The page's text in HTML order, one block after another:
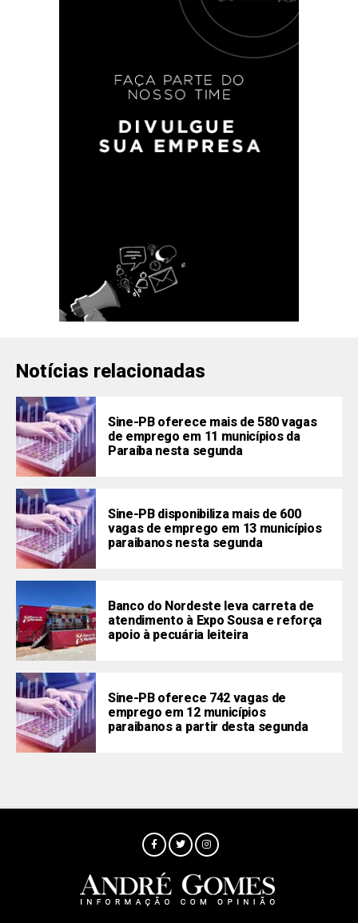
Notícias relacionadas
Sine-PB oferece mais de 580 vagas
de emprego em 11 municípios da
Paraíba nesta segunda
Sine-PB disponibiliza mais de 600
vagas de emprego em 13 municípios
paraibanos nesta segunda
Banco do Nordeste leva carreta de
atendimento à Expo Sousa e reforça
apoio à pecuária leiteira
Sine-PB oferece 742 vagas de
emprego em 12 municípios
paraibanos a partir desta segunda